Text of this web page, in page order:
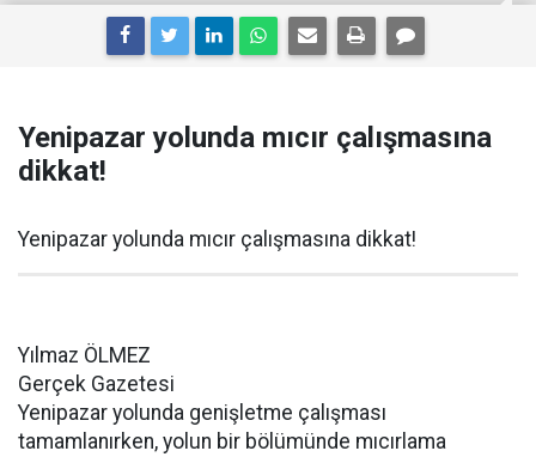
Yenipazar yolunda mıcır çalışmasına
dikkat!
Yenipazar yolunda mıcır çalışmasına dikkat!
Yılmaz ÖLMEZ
Gerçek Gazetesi
Yenipazar yolunda genişletme çalışması
tamamlanırken, yolun bir bölümünde mıcırlama